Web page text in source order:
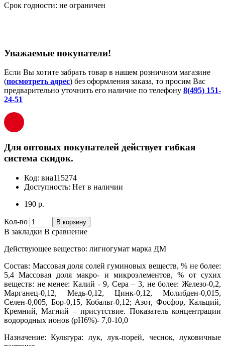
Срок годности: не ограничен
Уважаемые покупатели!
Если Вы хотите забрать товар в нашем розничном магазине
(посмотреть адрес) без оформления заказа, то просим Вас
предварительно уточнить его наличие по телефону 8(495) 151-
24-51
Для оптовых покупателей действует гибкая
система скидок.
Код: виа115274
Доступность: Нет в наличии
190 р.
Кол-во В корзину
В закладки В сравнение
Действующее вещество: лигногумат марка ДМ
Состав: Массовая доля солей гуминовых веществ, % не более:
5,4 Массовая доля макро- и микроэлементов, % от сухих
веществ: не менее: Калий - 9, Сера – 3, не более: Железо-0,2,
Марганец-0,12, Медь-0,12, Цинк-0,12, Молибден-0,015,
Селен-0,005, Бор-0,15, Кобальт-0,12; Азот, Фосфор, Кальций,
Кремний, Магний – присутствие. Показатель концентрации
водородных ионов (рН6%)- 7,0-10,0
Назначение: Культура: лук, лук-порей, чеснок, луковичные